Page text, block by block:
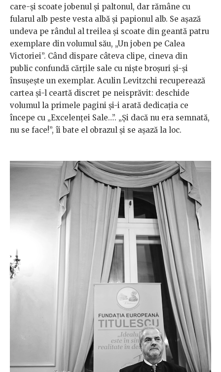
care-și scoate jobenul și paltonul, dar rămâne cu
fularul alb peste vesta albă și papionul alb. Se așază
undeva pe rândul al treilea și scoate din geantă patru
exemplare din volumul său, „Un joben pe Calea
Victoriei”. Când dispare câteva clipe, cineva din
public confundă cărțile sale cu niște broșuri și-și
însușește un exemplar. Aculin Levitzchi recuperează
cartea și-l ceartă discret pe neisprăvit: deschide
volumul la primele pagini și-i arată dedicația ce
începe cu „Excelenței Sale…”. „Și dacă nu era semnată,
nu se face!”, îi bate el obrazul și se așază la loc.